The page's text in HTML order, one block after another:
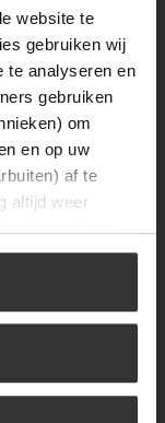
website te
gebruiken wij
te analyseren en
gebruiken
om
en op uw
af te
altijd weer
u naar ons